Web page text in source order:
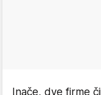
Inače, dve firme